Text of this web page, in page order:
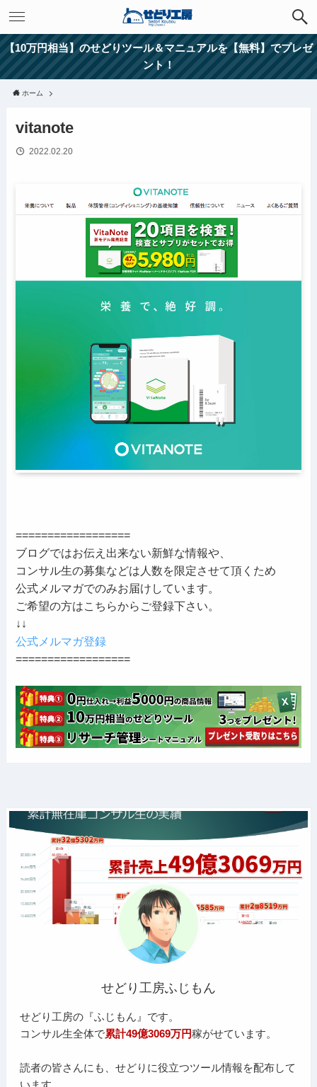
【10万円相当】のせどりツール＆マニュアルを【無料】でプレゼ
ント！
ホーム
vitanote
2022.02.20
==================
ブログではお伝え出来ない新鮮な情報や、
コンサル生の募集などは人数を限定させて頂くため
公式メルマガでのみお届けしています。
ご希望の方はこちらからご登録下さい。
↓↓
公式メルマガ登録
==================
せどり工房ふじもん
せどり工房の『ふじもん』です。
コンサル生全体で累計49億3069万円稼がせています。
読者の皆さんにも、せどりに役立つツール情報を配布して